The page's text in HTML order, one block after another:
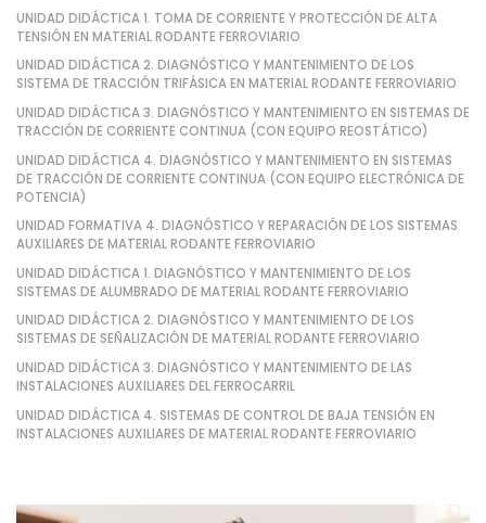
UNIDAD DIDÁCTICA 1. TOMA DE CORRIENTE Y PROTECCIÓN DE ALTA
TENSIÓN EN MATERIAL RODANTE FERROVIARIO
UNIDAD DIDÁCTICA 2. DIAGNÓSTICO Y MANTENIMIENTO DE LOS
SISTEMA DE TRACCIÓN TRIFÁSICA EN MATERIAL RODANTE FERROVIARIO
UNIDAD DIDÁCTICA 3. DIAGNÓSTICO Y MANTENIMIENTO EN SISTEMAS DE
TRACCIÓN DE CORRIENTE CONTINUA (CON EQUIPO REOSTÁTICO)
UNIDAD DIDÁCTICA 4. DIAGNÓSTICO Y MANTENIMIENTO EN SISTEMAS
DE TRACCIÓN DE CORRIENTE CONTINUA (CON EQUIPO ELECTRÓNICA DE
POTENCIA)
UNIDAD FORMATIVA 4. DIAGNÓSTICO Y REPARACIÓN DE LOS SISTEMAS
AUXILIARES DE MATERIAL RODANTE FERROVIARIO
UNIDAD DIDÁCTICA 1. DIAGNÓSTICO Y MANTENIMIENTO DE LOS
SISTEMAS DE ALUMBRADO DE MATERIAL RODANTE FERROVIARIO
UNIDAD DIDÁCTICA 2. DIAGNÓSTICO Y MANTENIMIENTO DE LOS
SISTEMAS DE SEÑALIZACIÓN DE MATERIAL RODANTE FERROVIARIO
UNIDAD DIDÁCTICA 3. DIAGNÓSTICO Y MANTENIMIENTO DE LAS
INSTALACIONES AUXILIARES DEL FERROCARRIL
UNIDAD DIDÁCTICA 4. SISTEMAS DE CONTROL DE BAJA TENSIÓN EN
INSTALACIONES AUXILIARES DE MATERIAL RODANTE FERROVIARIO